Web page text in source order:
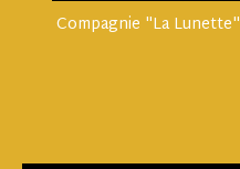
Compagnie "La Lunette"